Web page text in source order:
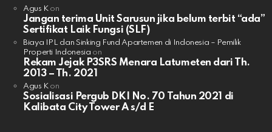
Agus Kon
Jangan terima Unit Sarusun jika belum terbit “ada”
Sertifikat Laik Fungsi (SLF)
Biaya IPL dan Sinking Fund Apartemen di Indonesia – Pemilik
Properti Indonesia on
Rekam Jejak P3SRS Menara Latumeten dari Th.
2013 – Th. 2021
Agus Kon
Sosialisasi Pergub DKI No. 70 Tahun 2021 di
Kalibata City Tower A s/d E